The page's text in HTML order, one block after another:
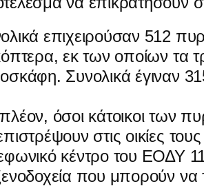
επιχειρούσαν 512
εκ των οποίων τα
Συνολικά έγιναν
όσοι κάτοικοι των
στις οικίες
κέντρο του ΕΟΔΥ
που μπορούν να